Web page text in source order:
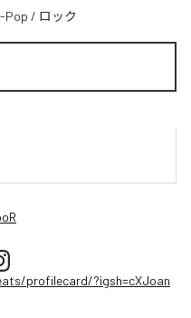
Pop / ロック
profilecard/?igsh=cXJoan